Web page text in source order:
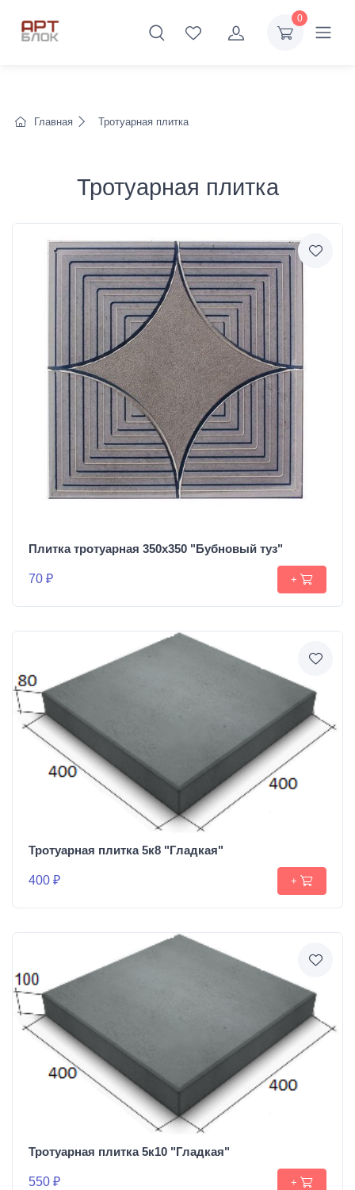
0
Главная Тротуарная плитка
Тротуарная плитка
Плитка тротуарная 350х350 "Бубновый туз"
70 ₽ +
Тротуарная плитка 5к8 "Гладкая"
400 ₽ +
Тротуарная плитка 5к10 "Гладкая"
550 ₽ +